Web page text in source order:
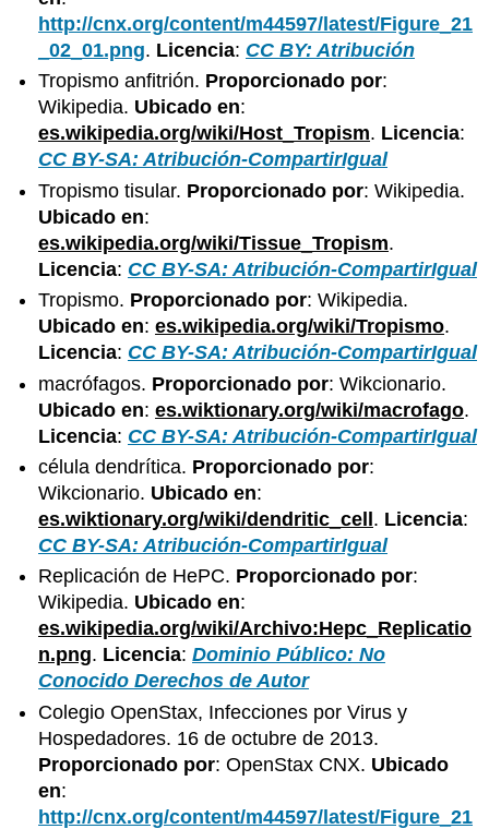
http://cnx.org/content/m44597/latest/Figure_21
_02_01.png. Licencia: CC BY: Atribución
Tropismo anfitrión. Proporcionado por:
Wikipedia. Ubicado en:
es.wikipedia.org/wiki/Host_Tropism. Licencia:
CC BY-SA: Atribución-CompartirIgual
Tropismo tisular. Proporcionado por: Wikipedia.
Ubicado en:
es.wikipedia.org/wiki/Tissue_Tropism.
Licencia: CC BY-SA: Atribución-CompartirIgual
Tropismo. Proporcionado por: Wikipedia.
Ubicado en:es.wikipedia.org/wiki/Tropismo.
Licencia: CC BY-SA: Atribución-CompartirIgual
macrófagos. Proporcionado por: Wikcionario.
Ubicado en:es.wiktionary.org/wiki/macrofago.
Licencia: CC BY-SA: Atribución-CompartirIgual
célula dendrítica. Proporcionado por:
Wikcionario. Ubicado en:
es.wiktionary.org/wiki/dendritic_cell. Licencia:
CC BY-SA: Atribución-CompartirIgual
Replicación de HePC. Proporcionado por:
Wikipedia. Ubicado en:
es.wikipedia.org/wiki/Archivo:Hepc_Replicatio
n.png. Licencia:Dominio Público: No
Conocido Derechos de Autor
Colegio OpenStax, Infecciones por Virus y
Hospedadores. 16 de octubre de 2013.
Proporcionado por: OpenStax CNX. Ubicado
en:
http://cnx.org/content/m44597/latest/Figure_21